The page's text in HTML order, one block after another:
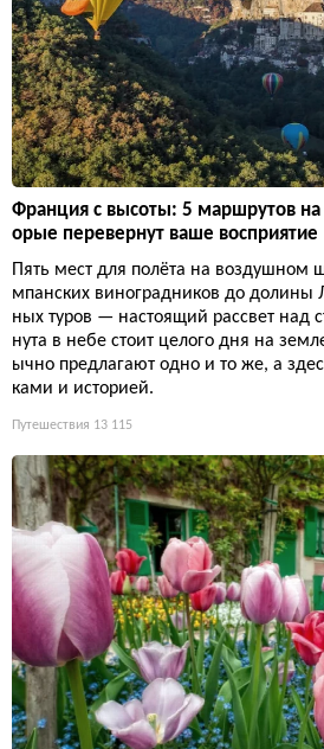
Франция с высоты: 5 маршрутов
орые перевернут ваше восприятие
Пять мест для полёта на воздушном
мпанских виноградников до долины
ных туров — настоящий рассвет над
нута в небе стоит целого дня на
ычно предлагают одно и то же, а
ками и историей.
Путешествия 13 115